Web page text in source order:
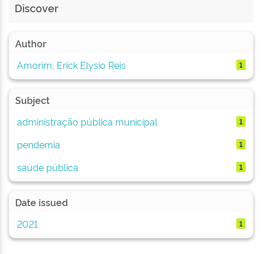
Discover
Author
Amorim, Erick Elysio Reis
1
Subject
administração pública municipal
1
pendemia 1
saúde pública 1
Date issued
2021
1